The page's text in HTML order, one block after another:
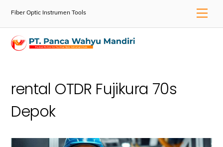
Fiber Optic Instrumen Tools
rental OTDR Fujikura 70s
Depok